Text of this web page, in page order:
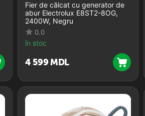
Fier de călcat cu generator de
abur Electrolux E8ST2-8OG,
2400W, Negru
0.0
în stoc
4 599 MDL